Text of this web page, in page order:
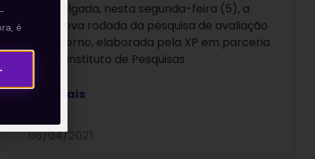
Foi divulgada, nesta segunda-feira (5), a
mais nova rodada da pesquisa de avaliação
de governo, elaborada pela XP em parceria
com o Instituto de Pesquisas
Leia mais
06/04/2021
é